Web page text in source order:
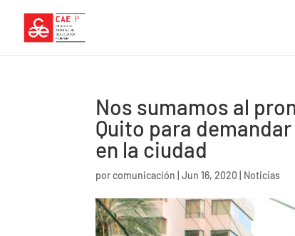
Nos sumamos al
Quito para
en la ciudad
porcomunicación |Jun 16, 2020 Noticias